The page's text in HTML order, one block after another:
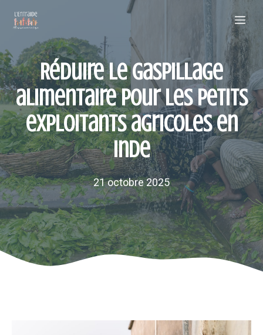
contenu
Réduire le gaspillage
alimentaire pour les petits
exploitants agricoles en
Inde
21 octobre 2025